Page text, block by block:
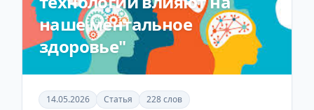
наше ментальное
здоровье"
14.05.2026 Статья 228 слов